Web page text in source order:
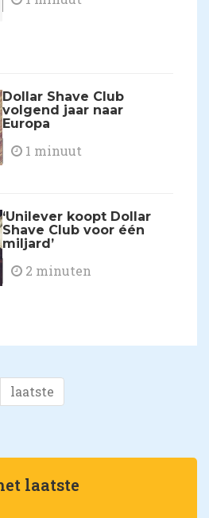
Dollar Shave Club
volgend jaar naar
Europa
1 minuut
​‘Unilever koopt Dollar
Shave Club voor één
miljard’
2 minuten
laatste
laatste